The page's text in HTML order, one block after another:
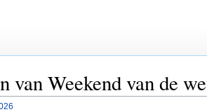
van Weekend van de